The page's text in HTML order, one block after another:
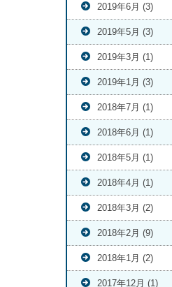
2019年6月 (3)
2019年5月 (3)
2019年3月 (1)
2019年1月 (3)
2018年7月 (1)
2018年6月 (1)
2018年5月 (1)
2018年4月 (1)
2018年3月 (2)
2018年2月 (9)
2018年1月 (2)
2017年12月 (1)